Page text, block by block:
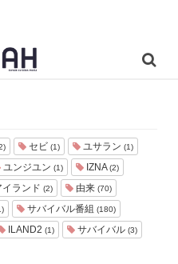
セビ (1) ユサラン (1)
ユンジユン (1) IZNA(2)
イランド (2) 由来 (70)
サバイバル番組 (180)
ILAND2 (1) サバイバル (3)